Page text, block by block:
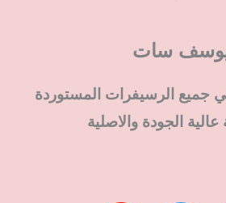
سات
الرسيفرات المستوردة
عالية الجودة والاصلية